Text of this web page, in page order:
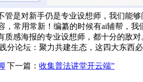
管是对新手仍是专业设想师，我们
常用常新！编纂的时候有ai辅帮，
感海报的专业设想师，都十分的敌
分论坛：聚力共建生态，这四大东西必
下一篇： 收集普法讲堂开云端”